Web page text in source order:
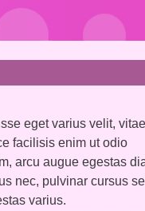
eget varius velit, vitae
facilisis enim ut odio
arcu augue egestas
nec, pulvinar cursus
varius.